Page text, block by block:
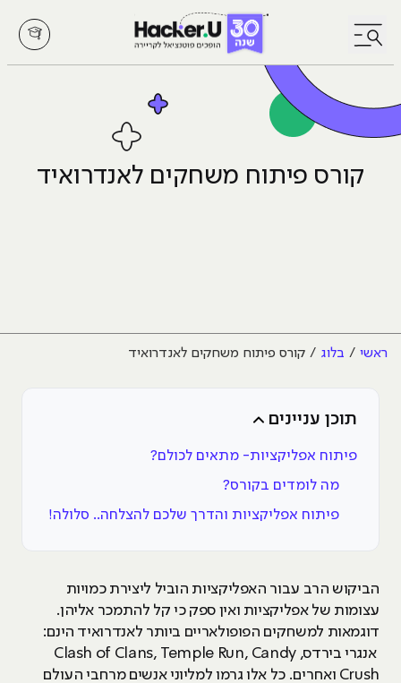
לחץ לפתיחת/סגירת תפריט
קורס פיתוח משחקים לאנדרואיד
ראשי בלוג קורס פיתוח משחקים לאנדרואיד
תוכן עניינים
פיתוח אפליקציות- מתאים לכולם?
מה לומדים בקורס?
פיתוח אפליקציות והדרך שלכם להצלחה.. סלולה!
הביקוש הרב עבור האפליקציות הוביל ליצירת כמויות
עצומות של אפליקציות ואין ספק כי קל להתמכר אליהן.
דוגמאות למשחקים הפופולאריים ביותר לאנדרואיד הינם:
אנגרי בירדס, Clash of Clans, Temple Run, Candy
Crush ואחרים. כל אלו גרמו למליוני אנשים מרחבי העולם